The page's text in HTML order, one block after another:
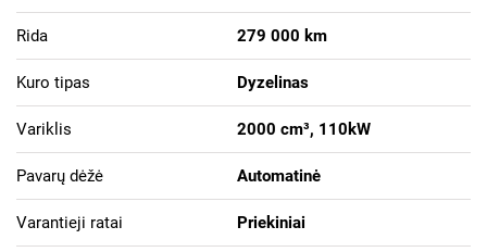
Rida 279 000 km
Kuro tipas Dyzelinas
Variklis 2000 cm³, 110kW
Pavarų dėžė Automatinė
Varantieji ratai Priekiniai